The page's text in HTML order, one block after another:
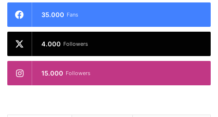
35.000 Fans
4.000 Followers
15.000 Followers